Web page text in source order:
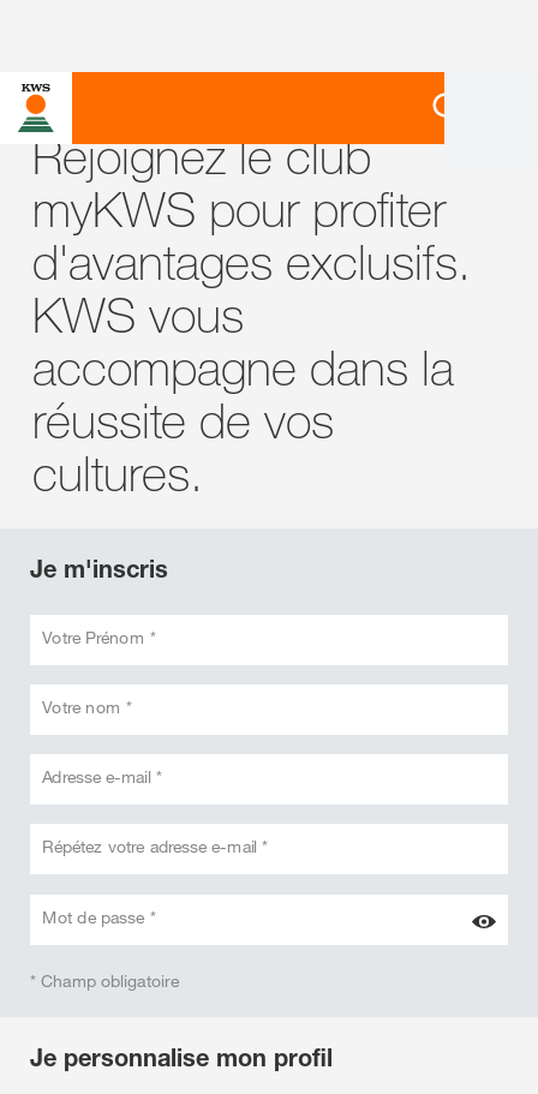
Rejoignez le club
myKWS pour profiter
d'avantages exclusifs.
KWS vous
accompagne dans la
réussite de vos
cultures.
Je m'inscris
Votre Prénom *
Votre nom *
Adresse e-mail *
Répétez votre adresse e-mail *
Mot de passe *
* Champ obligatoire
Je personnalise mon profil